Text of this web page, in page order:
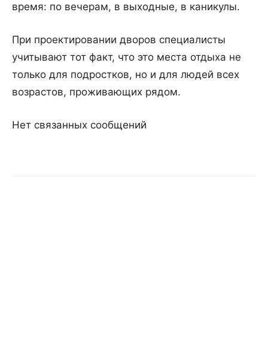
время: по вечерам, в выходные, в каникулы.
При проектировании дворов специалисты
учитывают тот факт, что это места отдыха не
только для подростков, но и для людей всех
возрастов, проживающих рядом.
Нет связанных сообщений